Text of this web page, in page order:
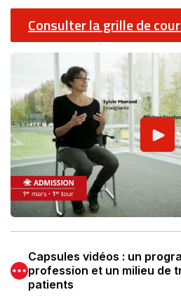
Consulter la grille de
Capsules vidéos : un
profession et un milieu de
patients